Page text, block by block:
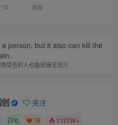
享 收藏
person, but it also can kill the
受苦的人也能把痛苦消灭
关注
0 78 1122W+